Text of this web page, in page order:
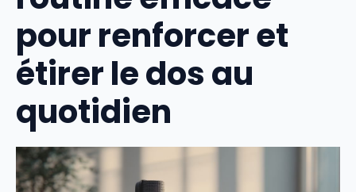
pour renforcer et
étirer le dos au
quotidien